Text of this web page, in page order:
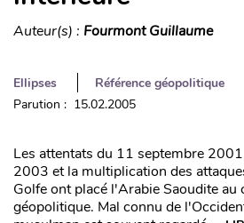
Auteur(s) : Fourmont Guillaume
Ellipses
Référence géopolitique
Parution : 15.02.2005
Les attentats du 11 septembre
2003 et la multiplication des
Golfe ont placé l'Arabie Saoudite
géopolitique. Mal connu de